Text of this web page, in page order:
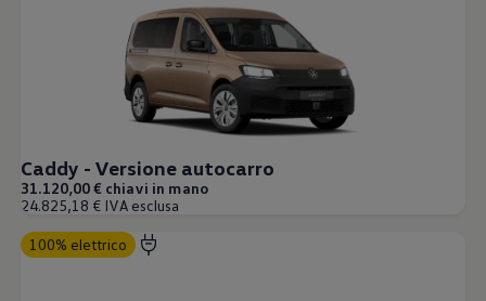
Caddy - Versione autocarro
31.120,00 € chiavi in mano
24.825,18 € IVA esclusa
100% elettrico